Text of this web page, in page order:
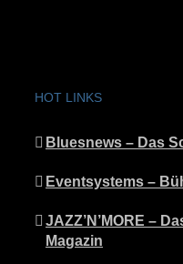
HOT LINKS
Bluesnews – Das
Eventsystems –
JAZZ’N’MORE –
Magazin